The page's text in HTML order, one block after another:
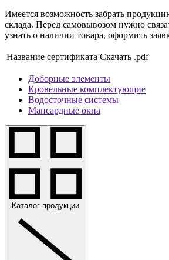
Имеется возможность забрать
склада. Перед самовывозом нужно
узнать о наличии товара, оформить
Название сертификата Скачать .pdf
Доборные элементы
Кровельные комплектующие
Водосточные системы
Мансардные окна
Каталог продукции